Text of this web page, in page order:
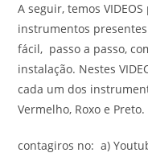
A seguir, temos
instrumentos
fácil, passo a passo,
instalação. Nestes
cada um dos
Vermelho, Roxo e
contagiros no: a)